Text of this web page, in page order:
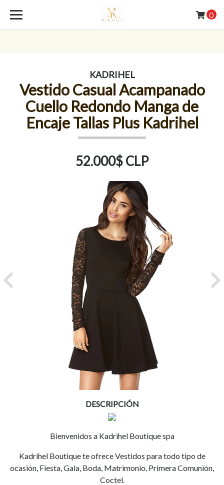
0
KADRIHEL
Vestido Casual Acampanado
Cuello Redondo Manga de
Encaje Tallas Plus Kadrihel
52.000$ CLP
Previous
DESCRIPCIÓN
Bienvenidos a Kadrihel Boutique spa
Kadrihel Boutique te ofrece Vestidos para todo tipo de
ocasión, Fiesta, Gala, Boda, Matrimonio, Primera Comunión,
Coctel.